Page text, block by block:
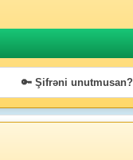
🔑 Şifrəni unutmusan?